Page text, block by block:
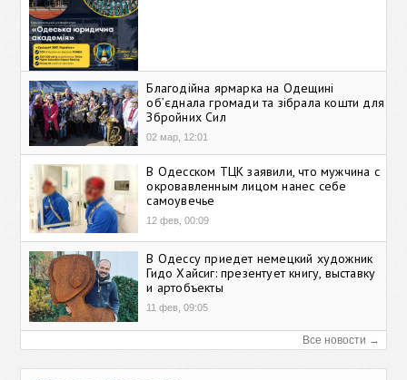
Благодійна ярмарка на Одещині
об’єднала громади та зібрала кошти для
Збройних Сил
02 мар, 12:01
В Одесском ТЦК заявили, что мужчина с
окровавленным лицом нанес себе
самоувечье
12 фев, 00:09
В Одессу приедет немецкий художник
Гидо Хайсиг: презентует книгу, выставку
и артобъекты
11 фев, 09:05
Все новости →